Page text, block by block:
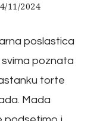
11/2024
poslastica
poznata
torte
Mada